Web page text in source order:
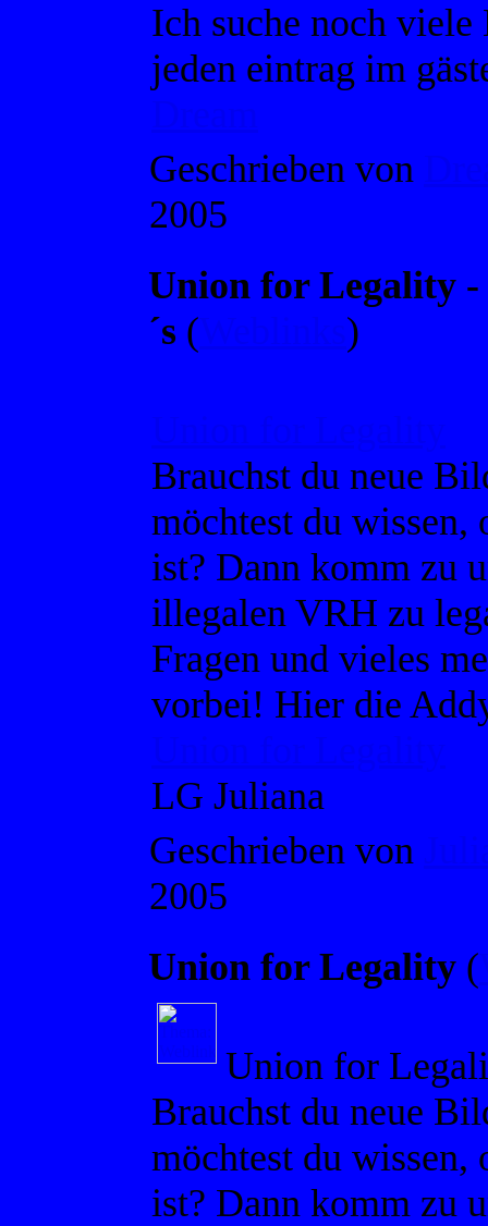
Ich suche noch
jeden eintrag im
Geschrieben von
2005
Union for Legality
´s ( )
Brauchst du neue
möchtest du
ist? Dann komm zu
illegalen VRH zu
Fragen und vieles
vorbei! Hier die
LG Juliana
Geschrieben von
2005
Union for Legality (
Union for
Brauchst du neue
möchtest du
ist? Dann komm zu